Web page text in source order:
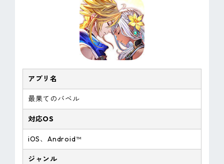
アプリ名
最果てのバベル
対応OS
iOS、Android™
ジャンル